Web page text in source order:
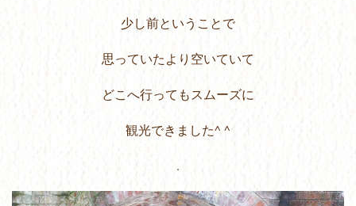
少し前ということで
思っていたより空いていて
どこへ行ってもスムーズに
観光できました^ ^
.